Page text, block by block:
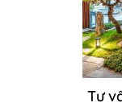
Tư